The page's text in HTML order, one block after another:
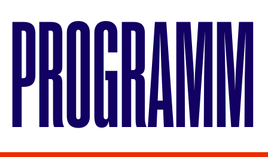
PROGRAMM